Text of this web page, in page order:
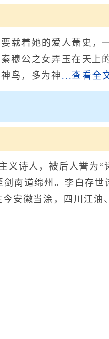
着她的爱人萧史，
穆公之女弄玉在天上
鸟，多为神 ...查看全
诗人，被后人誉为“
南道绵州。李白存世
安徽当涂，四川江油